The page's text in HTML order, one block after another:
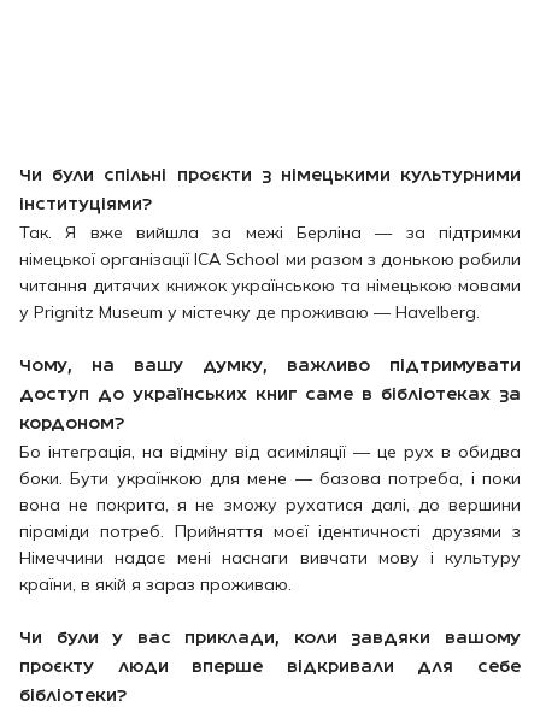
Чи були спільні проєкти з німецькими культурними
інституціями?
Так. Я вже вийшла за межі Берліна — за підтримки
німецької організації ICA School ми разом з донькою робили
читання дитячих книжок українською та німецькою мовами
у Prignitz Museum у містечку де проживаю — Havelberg.
Чому, на вашу думку, важливо підтримувати
доступ до українських книг саме в бібліотеках за
кордоном?
Бо інтеграція, на відміну від асиміляції — це рух в обидва
боки. Бути українкою для мене — базова потреба, і поки
вона не покрита, я не зможу рухатися далі, до вершини
піраміди потреб. Прийняття моєї ідентичності друзями з
Німеччини надає мені наснаги вивчати мову і культуру
країни, в якій я зараз проживаю.
Чи були у вас приклади, коли завдяки вашому
проєкту люди вперше відкривали для себе
бібліотеки?